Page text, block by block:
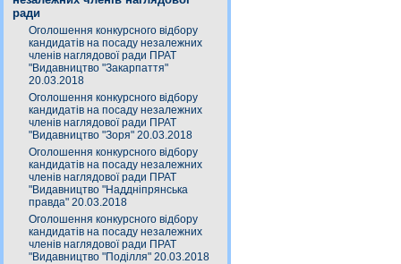
ради
Оголошення конкурсного відбору
кандидатів на посаду незалежних
членів наглядової ради ПРАТ
"Видавництво "Закарпаття"
20.03.2018
Оголошення конкурсного відбору
кандидатів на посаду незалежних
членів наглядової ради ПРАТ
"Видавництво "Зоря" 20.03.2018
Оголошення конкурсного відбору
кандидатів на посаду незалежних
членів наглядової ради ПРАТ
"Видавництво "Наддніпрянська
правда" 20.03.2018
Оголошення конкурсного відбору
кандидатів на посаду незалежних
членів наглядової ради ПРАТ
"Видавництво "Поділля" 20.03.2018